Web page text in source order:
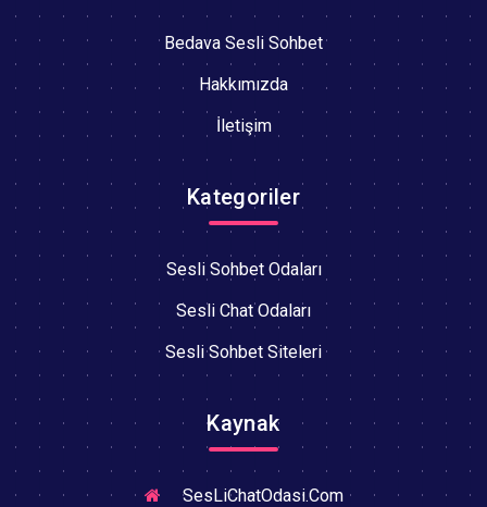
Bedava Sesli Sohbet
Hakkımızda
İletişim
Kategoriler
Sesli Sohbet Odaları
Sesli Chat Odaları
Sesli Sohbet Siteleri
Kaynak
SesLiChatOdasi.Com